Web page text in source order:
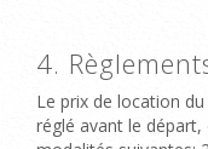
4.
Le prix de location
réglé avant le